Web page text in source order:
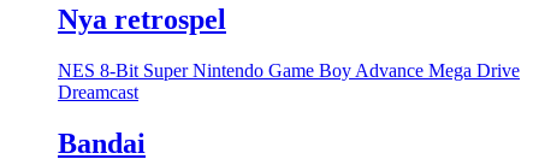
Nya retrospel
NES 8-Bit Super Nintendo Game Boy Advance Mega Drive
Dreamcast
Bandai